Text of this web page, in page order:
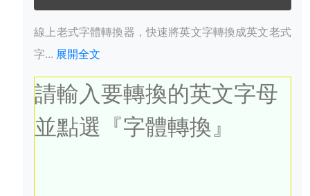
線上老式字體轉換器，快速將英文字轉換成英文老式
字... 展開全文